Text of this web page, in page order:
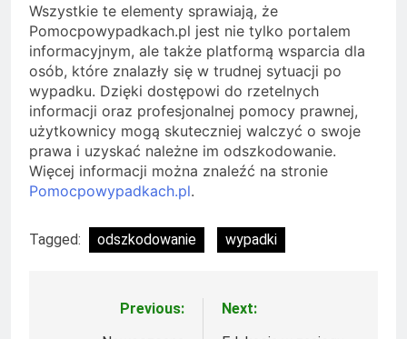
Wszystkie te elementy sprawiają, że
Pomocpowypadkach.pl jest nie tylko portalem
informacyjnym, ale także platformą wsparcia dla
osób, które znalazły się w trudnej sytuacji po
wypadku. Dzięki dostępowi do rzetelnych
informacji oraz profesjonalnej pomocy prawnej,
użytkownicy mogą skuteczniej walczyć o swoje
prawa i uzyskać należne im odszkodowanie.
Więcej informacji można znaleźć na stronie
Pomocpowypadkach.pl.
Tagged: odszkodowanie wypadki
NawigacjaPrevious:
Next: